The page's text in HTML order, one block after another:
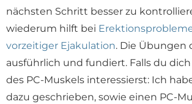
nächsten Schritt besser zu
wiederum hilft bei
vorzeitiger Ejakulation. Die Übungen
ausführlich und fundiert. Falls du dich
des PC-Muskels interessierst: Ich
dazu geschrieben, sowie einen PC-